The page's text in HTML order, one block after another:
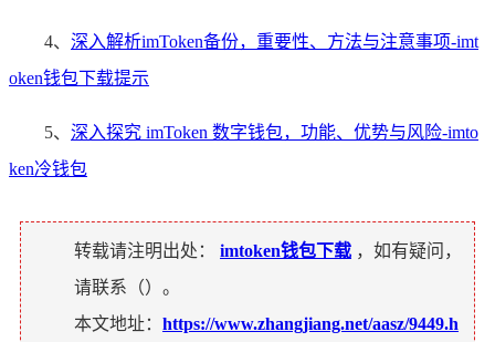
4、 深入解析imToken备份，重要性、方法与注意事项-imt
oken钱包下载提示
5、 深入探究 imToken 数字钱包，功能、优势与风险-imto
ken冷钱包
转载请注明出处： imtoken钱包下载 ，如有疑问，
请联系（）。
本文地址： https://www.zhangjiang.net/aasz/9449.h